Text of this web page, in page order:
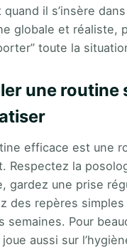
quand il s’insère
globale et réaliste,
toute la
une routine
efficace est une
Respectez la
gardez une prise
des repères simples
semaines. Pour
aussi sur